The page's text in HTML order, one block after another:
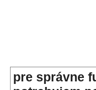
pre správne